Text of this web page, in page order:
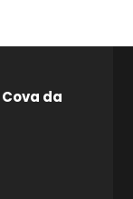
da